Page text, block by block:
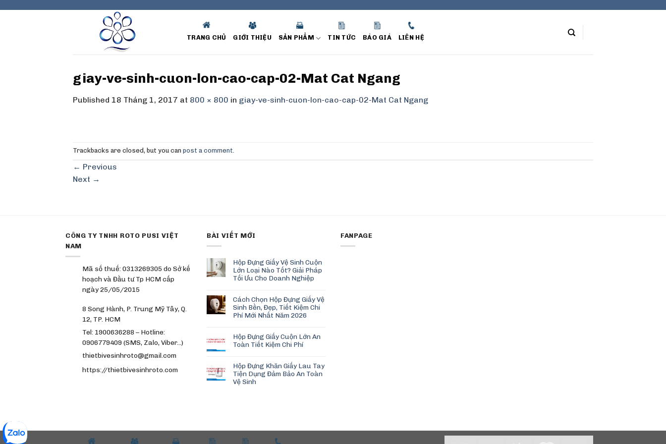
TRANG CHỦ GIỚI THIỆU SẢN PHẨM TIN TỨC BÁO GIÁ LIÊN HỆ
giay-ve-sinh-cuon-lon-cao-cap-02-Mat Cat Ngang
Published 18 Tháng 1, 2017 at 800 × 800 in giay-ve-sinh-cuon-lon-cao-cap-02-Mat Cat Ngang
Trackbacks are closed, but you can post a comment
← Previous
Next →
CÔNG TY TNHH ROTO PUSI VIỆT
NAM
Mã số thuế: 0313269305 do Sở kế
hoạch và Đầu tư Tp HCM cấp
ngày 25/05/2015
8 Song Hành, P. Trung Mỹ Tây, Q.
12, TP. HCM
Tel: 1900636288 – Hotline:
0906779409 (SMS, Zalo, Viber…)
thietbivesinhroto@gmail.com
https://thietbivesinhroto.com
BÀI VIẾT MỚI
Hộp Đựng Giấy Vệ Sinh Cuộn
Lớn Loại Nào Tốt? Giải Pháp
Tối Ưu Cho Doanh Nghiệp
Cách Chọn Hộp Đựng Giấy Vệ
Sinh Bền, Đẹp, Tiết Kiệm Chi
Phí Mới Nhất Năm 2026
Hộp Đựng Giấy Cuộn Lớn An
Toàn Tiết Kiệm Chi Phí
Hộp Đựng Khăn Giấy Lau Tay
Tiện Dụng Đảm Bảo An Toàn
Vệ Sinh
FANPAGE